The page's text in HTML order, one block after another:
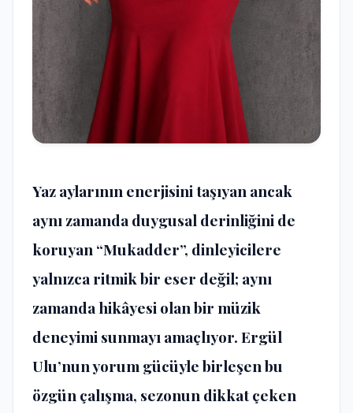
Yaz aylarının enerjisini taşıyan ancak
aynı zamanda duygusal derinliğini de
koruyan “Mukadder”, dinleyicilere
yalnızca ritmik bir eser değil; aynı
zamanda hikâyesi olan bir müzik
deneyimi sunmayı amaçlıyor. Ergül
Ulu’nun yorum gücüyle birleşen bu
özgün çalışma, sezonun dikkat çeken